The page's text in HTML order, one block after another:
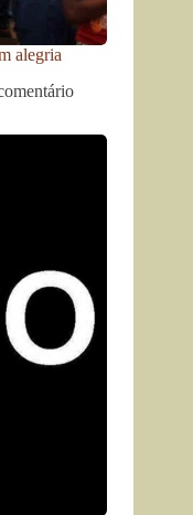
alegria